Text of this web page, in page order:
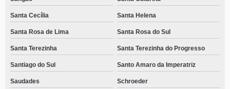
Santa Cecília Santa Helena
Santa Rosa de Lima Santa Rosa do Sul
Santa Terezinha Santa Terezinha do Progresso
Santiago do Sul Santo Amaro da Imperatriz
Saudades Schroeder